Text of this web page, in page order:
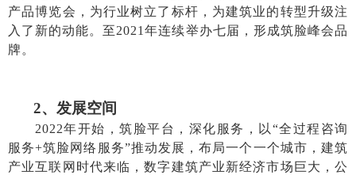
产品博览会，为行业树立了标杆，为建筑业的转型升级注
入了新的动能。至2021年连续举办七届，形成筑脸峰会品
牌。
2、发展空间
2022年开始，筑脸平台，深化服务，以“全过程咨询
服务+筑脸网络服务”推动发展，布局一个一个城市，建筑
产业互联网时代来临，数字建筑产业新经济市场巨大，公